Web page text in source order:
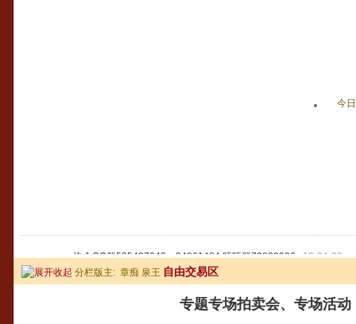
今
协会QQ群535427640、34861484 旺旺群73889096
12-04-29
分栏版主: 章痴 泉王 自由交易区
专题专场拍卖会、专场活动